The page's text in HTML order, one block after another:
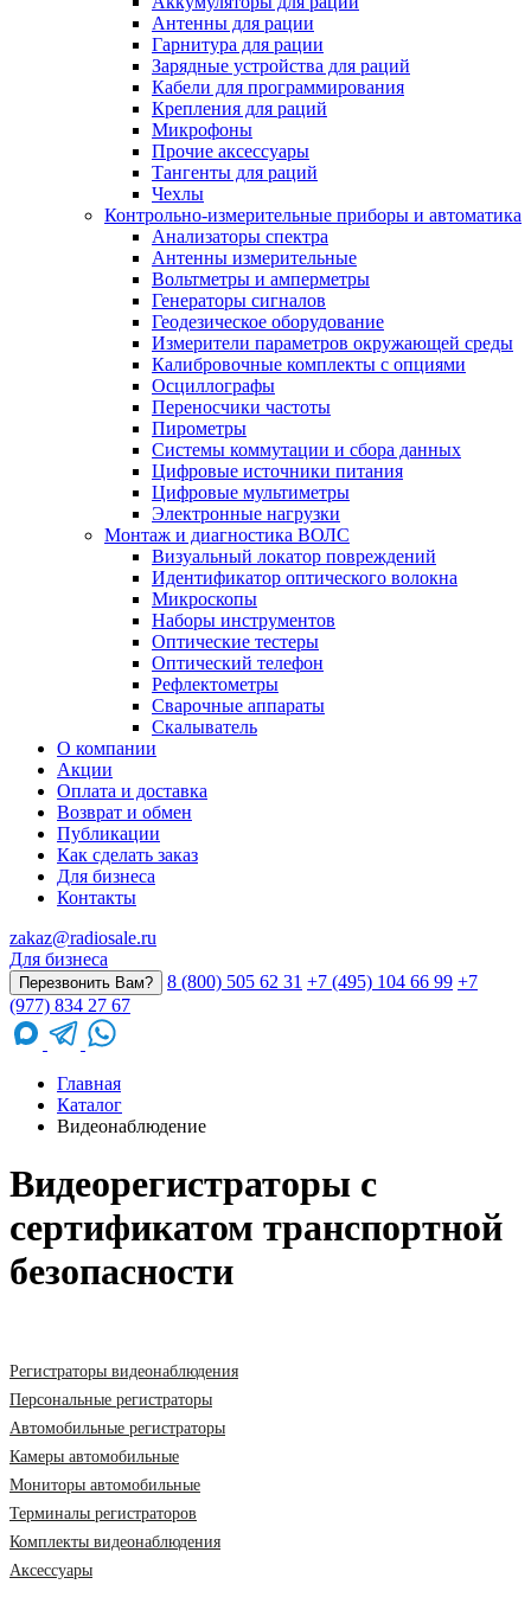
Антенны для рации
Гарнитура для рации
Зарядные устройства для раций
Кабели для программирования
Крепления для раций
Микрофоны
Прочие аксессуары
Тангенты для раций
Чехлы
Контрольно-измерительные приборы и автоматика
Анализаторы спектра
Антенны измерительные
Вольтметры и амперметры
Генераторы сигналов
Геодезическое оборудование
Измерители параметров окружающей среды
Калибровочные комплекты с опциями
Осциллографы
Переносчики частоты
Пирометры
Системы коммутации и сбора данных
Цифровые источники питания
Цифровые мультиметры
Электронные нагрузки
Монтаж и диагностика ВОЛС
Визуальный локатор повреждений
Идентификатор оптического волокна
Микроскопы
Наборы инструментов
Оптические тестеры
Оптический телефон
Рефлектометры
Сварочные аппараты
Скалыватель
О компании
Акции
Оплата и доставка
Возврат и обмен
Публикации
Как сделать заказ
Для бизнеса
Контакты
zakaz@radiosale.ru
Для бизнеса
Перезвонить Вам? 8 (800) 505 62 31 +7 (495) 104 66 99 +7
(977) 834 27 67
Главная
Каталог
Видеонаблюдение
Видеорегистраторы с
сертификатом транспортной
безопасности
Регистраторы видеонаблюдения
Персональные регистраторы
Автомобильные регистраторы
Камеры автомобильные
Мониторы автомобильные
Терминалы регистраторов
Комплекты видеонаблюдения
Аксессуары